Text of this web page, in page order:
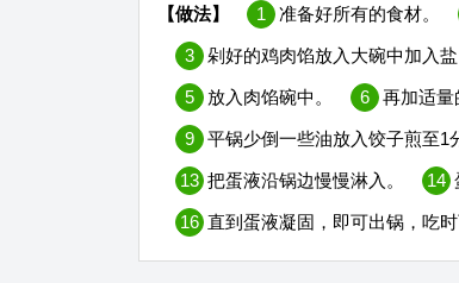
【做法】 1 准备好所有的食材。
3 剁好的鸡肉馅放入大碗中加入
5 放入肉馅碗中。 6 再加适量
9 平锅少倒一些油放入饺子煎至1
13 把蛋液沿锅边慢慢淋入。 14
16 直到蛋液凝固，即可出锅，吃时